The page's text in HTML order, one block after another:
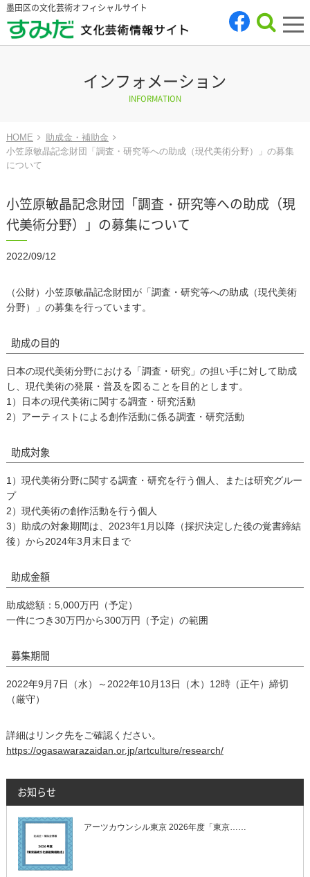
墨田区の文化芸術オフィシャルサイト
インフォメーション
INFORMATION
HOME
助成金・補助金
小笠原敏晶記念財団「調査・研究等への助成（現代美術分野）」の募集
について
小笠原敏晶記念財団「調査・研究等への助成（現
代美術分野）」の募集について
2022/09/12
（公財）小笠原敏晶記念財団が「調査・研究等への助成（現代美術
分野）」の募集を行っています。
助成の目的
日本の現代美術分野における「調査・研究」の担い手に対して助成
し、現代美術の発展・普及を図ることを目的とします。
1）
日本の現代美術に関する調査・研究活動
2） アーティストによる創作活動に係る調査・研究活動
助成対象
1） 現代美術分野に関する調査・研究を行う個人、または研究グルー
プ
2） 現代美術の創作活動を行う個人
3） 助成の対象期間は、2023年1月以降（採択決定した後の覚書締結
後）から2024年3月末日まで
助成金額
助成総額：5,000万円（予定）
一件につき30万円から300万円（予定）の範囲
募集期間
2022年9月7日（水）～2022年10月13日（木）12時（正午）締切
（厳守）
詳細はリンク先をご確認ください。
https://ogasawarazaidan.or.jp/artculture/research/
お知らせ
アーツカウンシル東京 2026年度「東京……